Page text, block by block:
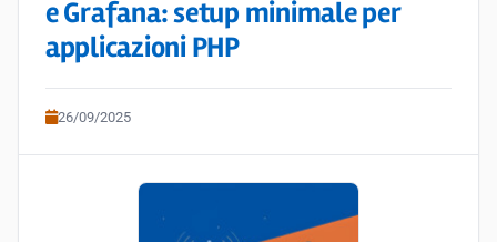
e Grafana: setup minimale per
applicazioni PHP
26/09/2025